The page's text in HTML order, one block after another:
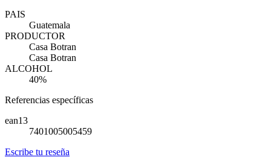
PAIS
Guatemala
PRODUCTOR
Casa Botran
Casa Botran
ALCOHOL
40%
Referencias específicas
ean13
7401005005459
Escribe tu reseña